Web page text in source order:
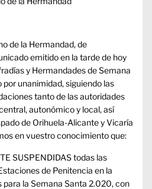
de la Hermandad, de
emitido en la tarde de hoy
y Hermandades de Semana
unanimidad, siguiendo las
tanto de las autoridades
autonómico y local, así
de Orihuela-Alicante y Vicaría
en vuestro conocimiento que:
SUSPENDIDAS todas las
de Penitencia en la
la Semana Santa 2.020, con